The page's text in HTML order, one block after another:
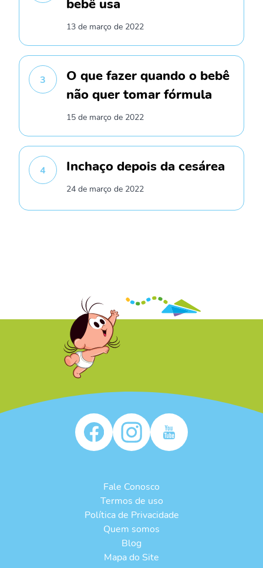
13 de março de 2022
3
O que fazer quando o bebê
não quer tomar fórmula
15 de março de 2022
4 Inchaço depois da cesárea
24 de março de 2022
Fale Conosco
Termos de uso
Política de Privacidade
Quem somos
Blog
Mapa do Site